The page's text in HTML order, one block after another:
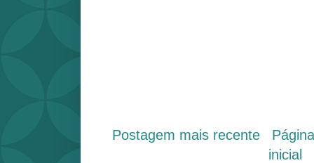
Postagem mais recente
inicial